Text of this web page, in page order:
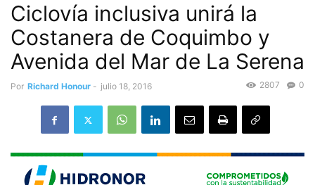
Ciclovía inclusiva unirá la
Costanera de Coquimbo y
Avenida del Mar de La Serena
Por Richard Honour - julio 18, 2016 0
2807